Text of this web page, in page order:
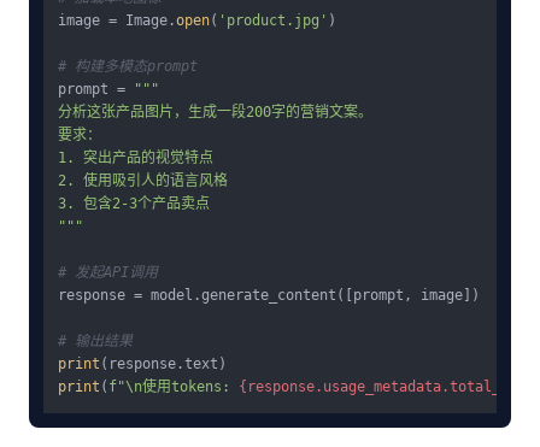
image = Image.open( 'product.jpg' )
# 构建多模态prompt
prompt =
"""
分析这张产品图片，生成一段200字的营销文案。
要求：
1. 突出产品的视觉特点
2. 使用吸引人的语言风格
3. 包含2-3个产品卖点
"""
# 发起API调用
response = model.generate_content([prompt, image])
# 输出结果
print
print ( f"\n使用tokens: